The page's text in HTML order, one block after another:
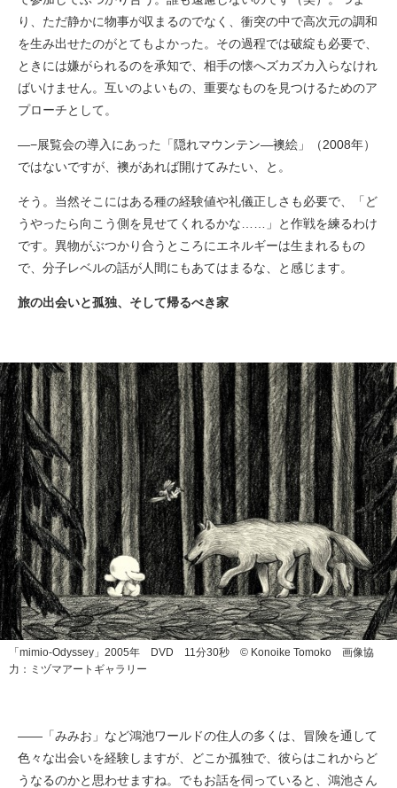
り、ただ静かに物事が収まるのでなく、衝突の中で高次元の調和
を生み出せたのがとてもよかった。その過程では破綻も必要で、
ときには嫌がられるのを承知で、相手の懐へズカズカ入らなけれ
ばいけません。互いのよいもの、重要なものを見つけるためのア
プローチとして。
—−展覧会の導入にあった「隠れマウンテン―襖絵」（2008年）
ではないですが、襖があれば開けてみたい、と。
そう。当然そこにはある種の経験値や礼儀正しさも必要で、「ど
うやったら向こう側を見せてくれるかな……」と作戦を練るわけ
です。異物がぶつかり合うところにエネルギーは生まれるもの
で、分子レベルの話が人間にもあてはまるな、と感じます。
旅の出会いと孤独、そして帰るべき家
「mimio-Odyssey」2005年 DVD 11分30秒 © Konoike Tomoko 画像協
力：ミヅマアートギャラリー
——「みみお」など鴻池ワールドの住人の多くは、冒険を通して
色々な出会いを経験しますが、どこか孤独で、彼らはこれからど
うなるのかと思わせますね。でもお話を伺っていると、鴻池さん